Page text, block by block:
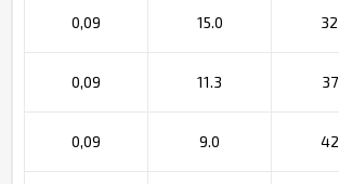
0,09 15.0 32
0,09 11.3 37
0,09 9.0 42